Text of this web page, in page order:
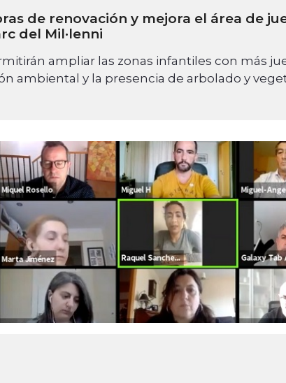
de renovación y mejora el área de
del Mil·lenni
ampliar las zonas infantiles con más
ambiental y la presencia de arbolado y